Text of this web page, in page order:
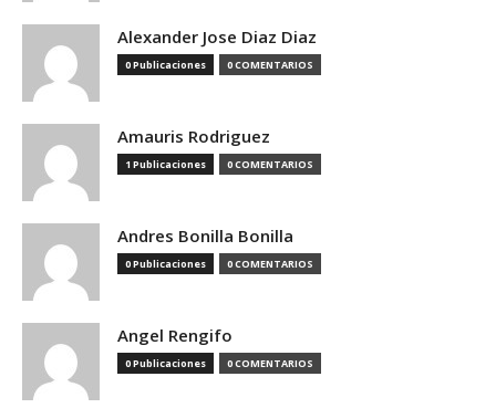
Alexander Jose Diaz Diaz
0 Publicaciones 0 COMENTARIOS
Amauris Rodriguez
1 Publicaciones 0 COMENTARIOS
Andres Bonilla Bonilla
0 Publicaciones 0 COMENTARIOS
Angel Rengifo
0 Publicaciones 0 COMENTARIOS